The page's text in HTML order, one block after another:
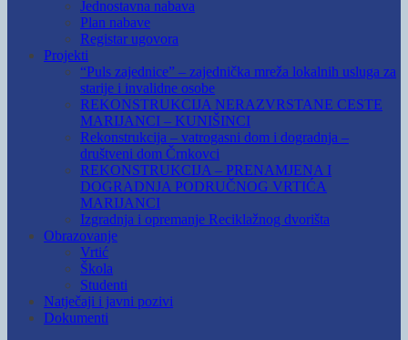
Jednostavna nabava
Plan nabave
Registar ugovora
Projekti
“Puls zajednice” – zajednička mreža lokalnih usluga za
starije i invalidne osobe
REKONSTRUKCIJA NERAZVRSTANE CESTE
MARIJANCI – KUNIŠINCI
Rekonstrukcija – vatrogasni dom i dogradnja –
društveni dom Črnkovci
REKONSTRUKCIJA – PRENAMJENA I
DOGRADNJA PODRUČNOG VRTIĆA
MARIJANCI
Izgradnja i opremanje Reciklažnog dvorišta
Obrazovanje
Vrtić
Škola
Studenti
Natječaji i javni pozivi
Dokumenti